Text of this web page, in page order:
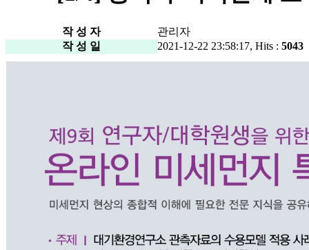
작 성 자
관리자
작 성 일
2021-12-22 23:58:17, Hits : 5043